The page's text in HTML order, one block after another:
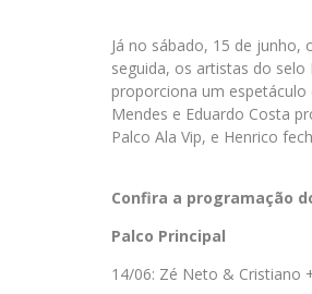
Já no sábado, 15 de junho,
seguida, os artistas do
proporciona um espetáculo
Mendes e Eduardo Costa
Palco Ala Vip, e Henrico
Confira a programação
Palco Principal
14/06: Zé Neto & Cristiano